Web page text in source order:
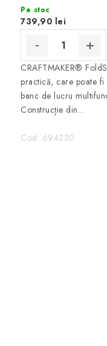
Pe stoc
739,90 lei
CRAFTMAKER®
practică, care poate
banc de lucru
Construcție din...
Cod: 694220